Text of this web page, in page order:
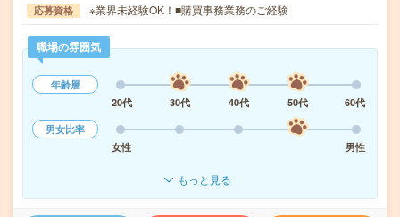
応募資格 ※業界未経験OK！■購買事務業務のご経験
職場の雰囲気
年齢層
20代
30代 40代 50代
60代
男女比率
女性
男性
もっと見る